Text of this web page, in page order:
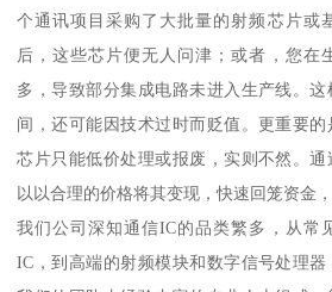
个通讯项目采购了大批量的射频芯片或
后，这些芯片便无人问津；或者，您在
多，导致部分集成电路未进入生产线。
间，还可能因技术过时而贬值。更重要
芯片只能低价处理或报废，实则不然。
以以合理的价格将其变现，快速回笼资金，
我们公司深知通信IC的品类繁多，从常
IC，到高端的射频模块和数字信号处理器